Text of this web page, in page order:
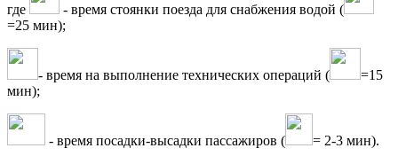
где
- время стоянки поезда для снабжения водой (
=25 мин);
- время на выполнение технических операций (
=15
мин);
- время посадки-высадки пассажиров (
= 2-3 мин).